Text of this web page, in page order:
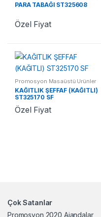
PARA TABAĞI ST325608
Özel Fiyat
Promosyon Masaüstü Ürünler
KAĞITLIK ŞEFFAF (KAĞITLI)
ST325170 SF
Özel Fiyat
Çok Satanlar
Promosyon 2020 Ajandalar